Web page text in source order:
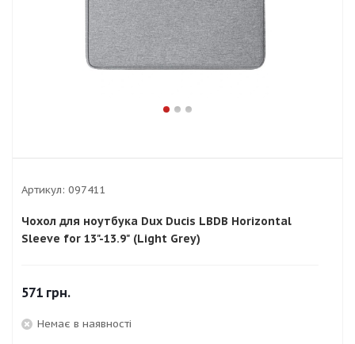
Артикул: 097411
Чохол для ноутбука Dux Ducis LBDB Horizontal
Sleeve for 13"-13.9" (Light Grey)
571 грн.
Немає в наявності